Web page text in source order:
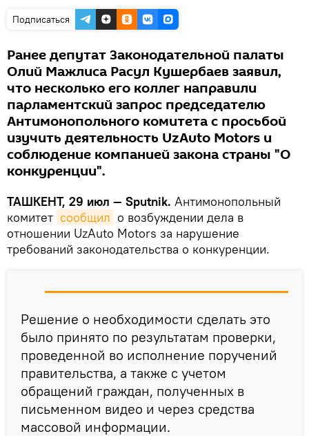
Подписаться
Ранее депутат Законодательной палаты
Олий Мажлиса Расул Кушербаев заявил,
что несколько его коллег направили
парламентский запрос председателю
Антимонопольного комитета с просьбой
изучить деятельность UzAuto Motors и
соблюдение компанией закона страны "О
конкуренции".
ТАШКЕНТ, 29 июл — Sputnik. Антимонопольный
комитет сообщил о возбуждении дела в
отношении UzAuto Motors за нарушение
требований законодательства о конкуренции.
Решение о необходимости сделать это
было принято по результатам проверки,
проведенной во исполнение поручений
правительства, а также с учетом
обращений граждан, полученных в
письменном видео и через средства
массовой информации.